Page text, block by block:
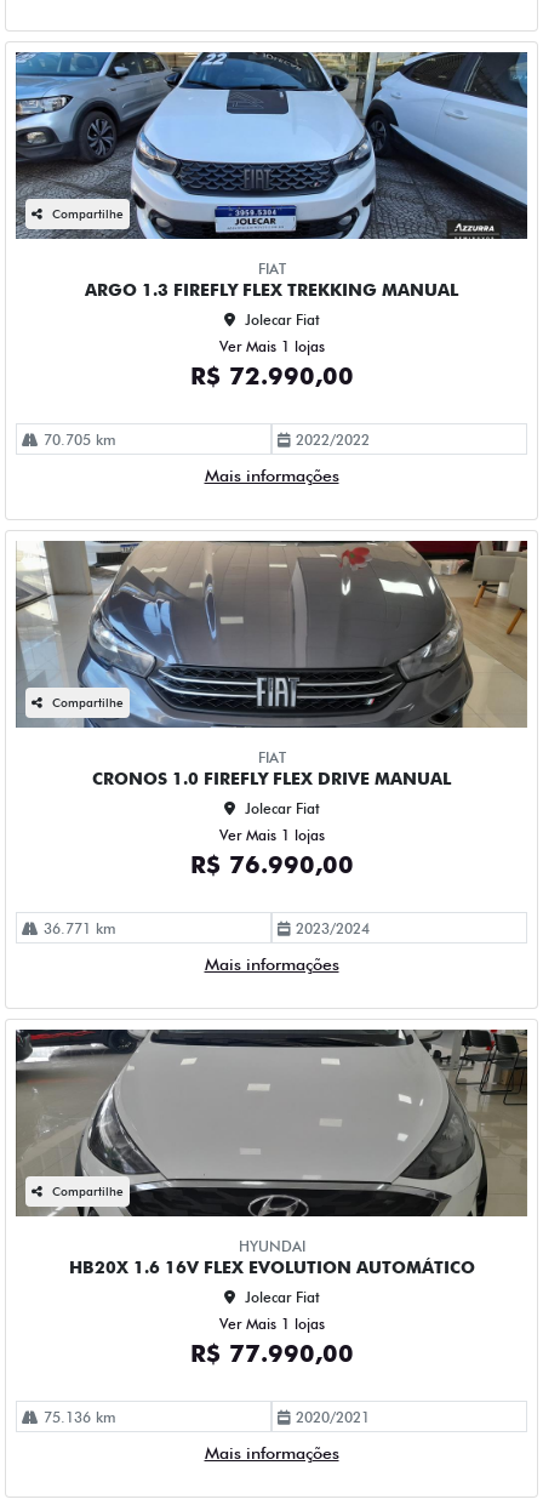
Compartilhe
FIAT
ARGO 1.3 FIREFLY FLEX TREKKING MANUAL
Jolecar Fiat
Ver Mais 1 lojas
R$ 72.990,00
70.705 km 2022/2022
Mais informações
Compartilhe
FIAT
CRONOS 1.0 FIREFLY FLEX DRIVE MANUAL
Jolecar Fiat
Ver Mais 1 lojas
R$ 76.990,00
36.771 km 2023/2024
Mais informações
Compartilhe
HYUNDAI
HB20X 1.6 16V FLEX EVOLUTION AUTOMÁTICO
Jolecar Fiat
Ver Mais 1 lojas
R$ 77.990,00
75.136 km 2020/2021
Mais informações